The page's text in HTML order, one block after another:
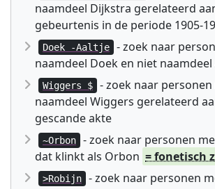
naamdeel Dijkstra gerelateerd
gebeurtenis in de periode 1905-
Doek -Aaltje
- zoek naar
naamdeel Doek en niet naamdeel
Wiggers $
- zoek naar
naamdeel Wiggers gerelateerd
gescande akte
~Orbon
- zoek naar personen
dat klinkt als Orbon = fonetisch
>Robijn
- zoek naar personen